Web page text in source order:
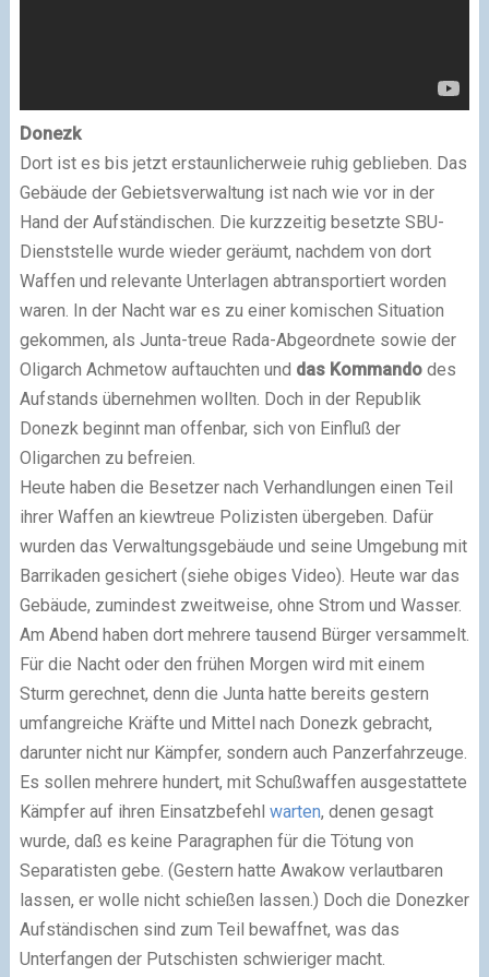
Donezk
Dort ist es bis jetzt erstaunlicherweie ruhig geblieben. Das
Gebäude der Gebietsverwaltung ist nach wie vor in der
Hand der Aufständischen. Die kurzzeitig besetzte SBU-
Dienststelle wurde wieder geräumt, nachdem von dort
Waffen und relevante Unterlagen abtransportiert worden
waren. In der Nacht war es zu einer komischen Situation
gekommen, als Junta-treue Rada-Abgeordnete sowie der
Oligarch Achmetow auftauchten und das Kommandodes
Aufstands übernehmen wollten. Doch in der Republik
Donezk beginnt man offenbar, sich von Einfluß der
Oligarchen zu befreien.
Heute haben die Besetzer nach Verhandlungen einen Teil
ihrer Waffen an kiewtreue Polizisten übergeben. Dafür
wurden das Verwaltungsgebäude und seine Umgebung mit
Barrikaden gesichert (siehe obiges Video). Heute war das
Gebäude, zumindest zweitweise, ohne Strom und Wasser.
Am Abend haben dort mehrere tausend Bürger versammelt.
Für die Nacht oder den frühen Morgen wird mit einem
Sturm gerechnet, denn die Junta hatte bereits gestern
umfangreiche Kräfte und Mittel nach Donezk gebracht,
darunter nicht nur Kämpfer, sondern auch Panzerfahrzeuge.
Es sollen mehrere hundert, mit Schußwaffen ausgestattete
Kämpfer auf ihren Einsatzbefehl warten, denen gesagt
wurde, daß es keine Paragraphen für die Tötung von
Separatisten gebe. (Gestern hatte Awakow verlautbaren
lassen, er wolle nicht schießen lassen.) Doch die Donezker
Aufständischen sind zum Teil bewaffnet, was das
Unterfangen der Putschisten schwieriger macht.